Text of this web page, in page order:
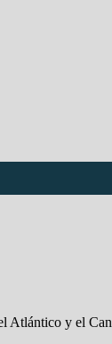
Atlántico y el